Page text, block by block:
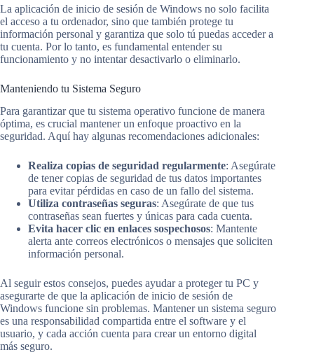
La aplicación de inicio de sesión de Windows no solo facilita
el acceso a tu ordenador, sino que también protege tu
información personal y garantiza que solo tú puedas acceder a
tu cuenta. Por lo tanto, es fundamental entender su
funcionamiento y no intentar desactivarlo o eliminarlo.
Manteniendo tu Sistema Seguro
Para garantizar que tu sistema operativo funcione de manera
óptima, es crucial mantener un enfoque proactivo en la
seguridad. Aquí hay algunas recomendaciones adicionales:
Realiza copias de seguridad regularmente: Asegúrate
de tener copias de seguridad de tus datos importantes
para evitar pérdidas en caso de un fallo del sistema.
Utiliza contraseñas seguras: Asegúrate de que tus
contraseñas sean fuertes y únicas para cada cuenta.
Evita hacer clic en enlaces sospechosos: Mantente
alerta ante correos electrónicos o mensajes que soliciten
información personal.
Al seguir estos consejos, puedes ayudar a proteger tu PC y
asegurarte de que la aplicación de inicio de sesión de
Windows funcione sin problemas. Mantener un sistema seguro
es una responsabilidad compartida entre el software y el
usuario, y cada acción cuenta para crear un entorno digital
más seguro.